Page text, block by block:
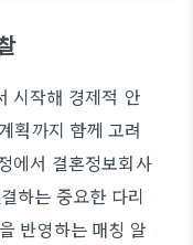
시작해 경제적 안
획까지 함께 고려
에서 결혼정보회사
하는 중요한 다리
반영하는 매칭 알